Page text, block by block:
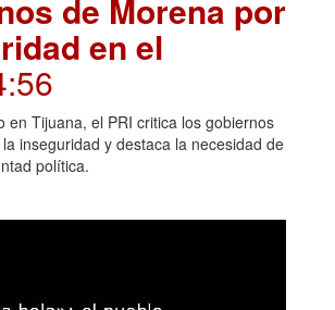
de Morena por
en el
en Tijuana, el PRI critica los gobiernos
inseguridad y destaca la necesidad de
política.